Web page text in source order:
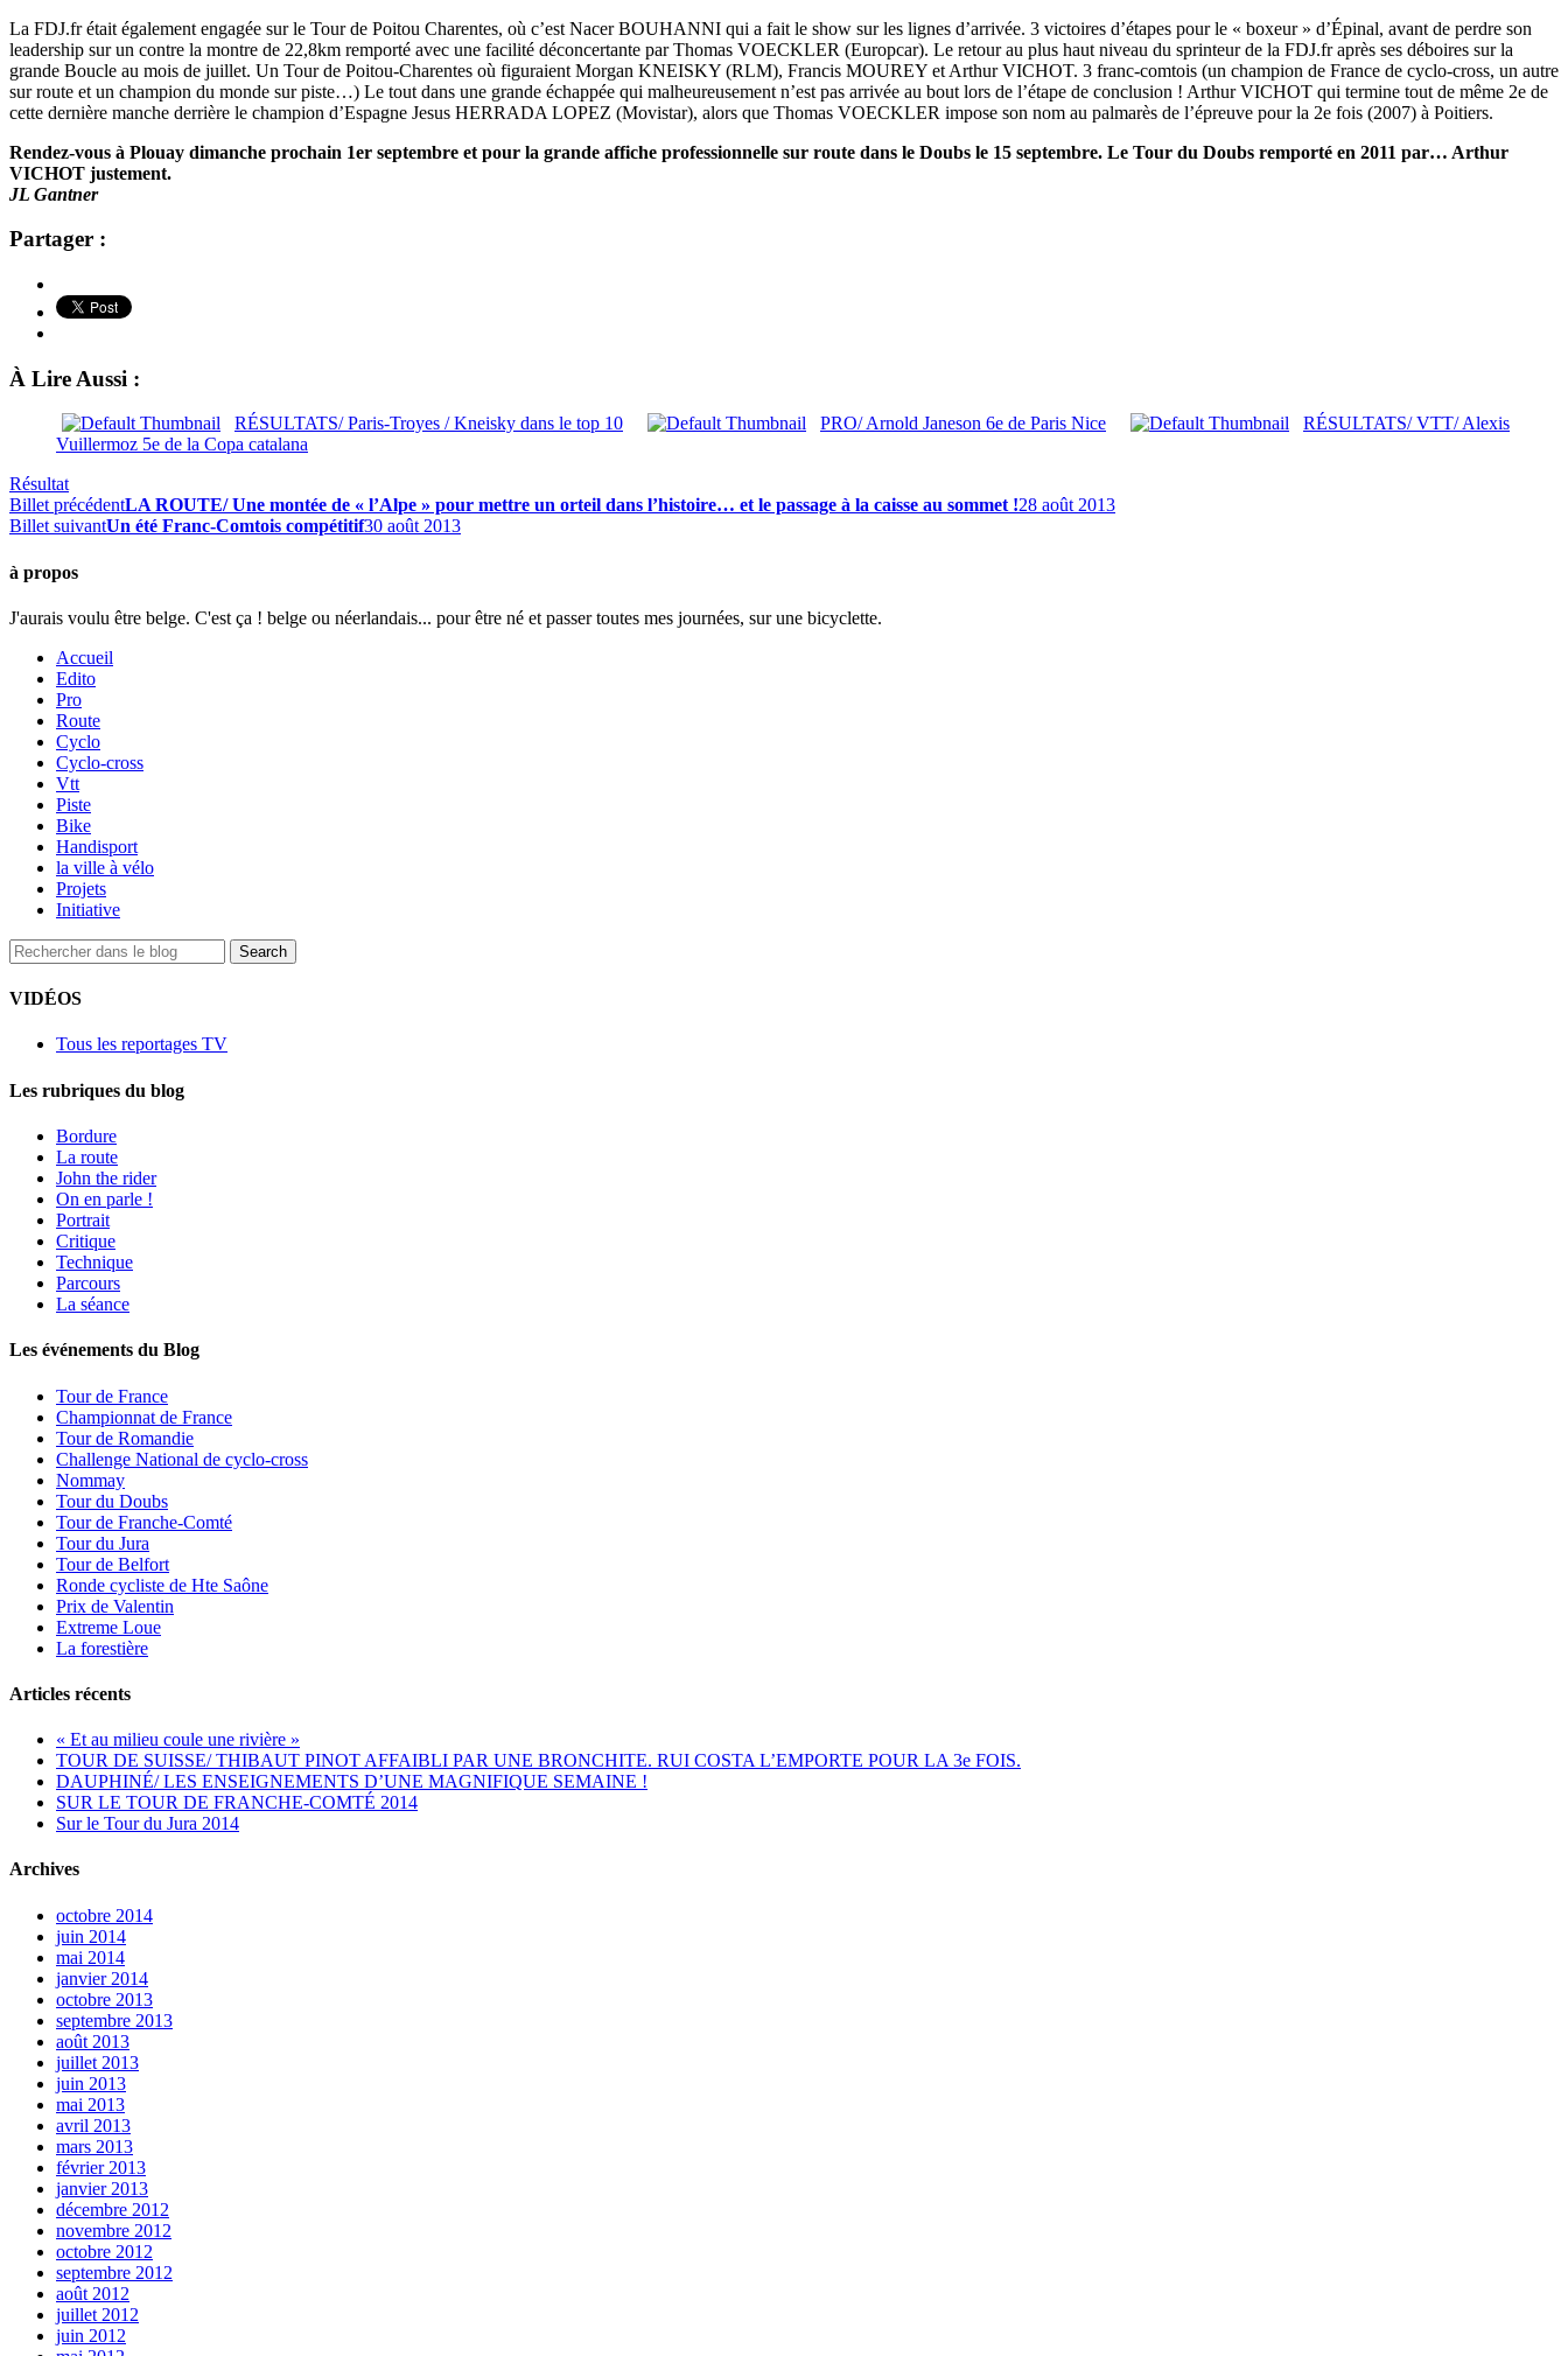
La FDJ.fr était également engagée sur le Tour de Poitou Charentes, où c’est Nacer BOUHANNI qui a fait le show sur les lignes d’arrivée. 3 victoires d’étapes pour le « boxeur » d’Épinal, avant de perdre son
leadership sur un contre la montre de 22,8km remporté avec une facilité déconcertante par Thomas VOECKLER (Europcar). Le retour au plus haut niveau du sprinteur de la FDJ.fr après ses déboires sur la
grande Boucle au mois de juillet. Un Tour de Poitou-Charentes où figuraient Morgan KNEISKY (RLM), Francis MOUREY et Arthur VICHOT. 3 franc-comtois (un champion de France de cyclo-cross, un autre
sur route et un champion du monde sur piste…) Le tout dans une grande échappée qui malheureusement n’est pas arrivée au bout lors de l’étape de conclusion ! Arthur VICHOT qui termine tout de même 2e de
cette dernière manche derrière le champion d’Espagne Jesus HERRADA LOPEZ (Movistar), alors que Thomas VOECKLER impose son nom au palmarès de l’épreuve pour la 2e fois (2007) à Poitiers.
Rendez-vous à Plouay dimanche prochain 1er septembre et pour la grande affiche professionnelle sur route dans le Doubs le 15 septembre. Le Tour du Doubs remporté en 2011 par… Arthur
VICHOT justement.
JL Gantner
Partager :
À Lire Aussi :
RÉSULTATS/ Paris-Troyes / Kneisky dans le top 10 PRO/ Arnold Janeson 6e de Paris Nice
RÉSULTATS/ VTT/ Alexis
Vuillermoz 5e de la Copa catalana
Résultat
Billet précédentLA ROUTE/ Une montée de « l’Alpe » pour mettre un orteil dans l’histoire… et le passage à la caisse au sommet !28 août 2013
Billet suivantUn été Franc-Comtois compétitif30 août 2013
à propos
J'aurais voulu être belge. C'est ça ! belge ou néerlandais... pour être né et passer toutes mes journées, sur une bicyclette.
Accueil
Edito
Pro
Route
Cyclo
Cyclo-cross
Vtt
Piste
Bike
Handisport
la ville à vélo
Projets
Initiative
VIDÉOS
Tous les reportages TV
Les rubriques du blog
Bordure
La route
John the rider
On en parle !
Portrait
Critique
Technique
Parcours
La séance
Les événements du Blog
Tour de France
Championnat de France
Tour de Romandie
Challenge National de cyclo-cross
Nommay
Tour du Doubs
Tour de Franche-Comté
Tour du Jura
Tour de Belfort
Ronde cycliste de Hte Saône
Prix de Valentin
Extreme Loue
La forestière
Articles récents
« Et au milieu coule une rivière »
TOUR DE SUISSE/ THIBAUT PINOT AFFAIBLI PAR UNE BRONCHITE. RUI COSTA L’EMPORTE POUR LA 3e FOIS.
DAUPHINÉ/ LES ENSEIGNEMENTS D’UNE MAGNIFIQUE SEMAINE !
SUR LE TOUR DE FRANCHE-COMTÉ 2014
Sur le Tour du Jura 2014
Archives
octobre 2014
juin 2014
mai 2014
janvier 2014
octobre 2013
septembre 2013
août 2013
juillet 2013
juin 2013
mai 2013
avril 2013
mars 2013
février 2013
janvier 2013
décembre 2012
novembre 2012
octobre 2012
septembre 2012
août 2012
juillet 2012
juin 2012